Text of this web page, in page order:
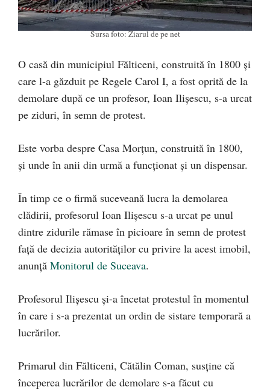
Sursa foto: Ziarul de pe net
O casă din municipiul Fălticeni, construită în 1800 și
care l-a găzduit pe Regele Carol I, a fost oprită de la
demolare după ce un profesor, Ioan Ilișescu, s-a urcat
pe ziduri, în semn de protest.
Este vorba despre Casa Morțun, construită în 1800,
și unde în anii din urmă a funcționat și un dispensar.
În timp ce o firmă suceveană lucra la demolarea
clădirii, profesorul Ioan Ilișescu s-a urcat pe unul
dintre zidurile rămase în picioare în semn de protest
față de decizia autorităților cu privire la acest imobil,
anunță Monitorul de Suceava.
Profesorul Ilișescu și-a încetat protestul în momentul
în care i s-a prezentat un ordin de sistare temporară a
lucrărilor.
Primarul din Fălticeni, Cătălin Coman, susține că
începerea lucrărilor de demolare s-a făcut cu